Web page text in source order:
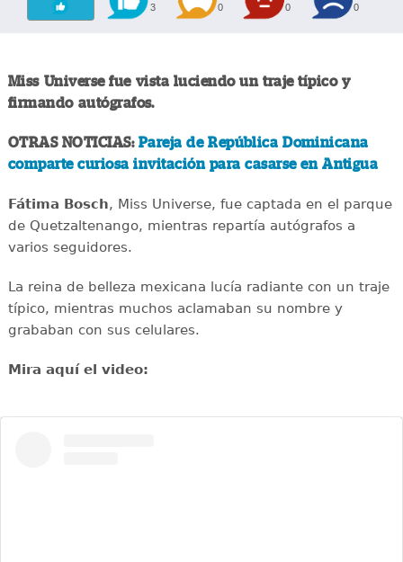
3 0 0 0
Miss Universe fue vista luciendo un traje típico y
firmando autógrafos.
OTRAS NOTICIAS: Pareja de República Dominicana
comparte curiosa invitación para casarse en Antigua
Fátima Bosch, Miss Universe, fue captada en el parque
de Quetzaltenango, mientras repartía autógrafos a
varios seguidores.
La reina de belleza mexicana lucía radiante con un traje
típico, mientras muchos aclamaban su nombre y
grababan con sus celulares.
Mira aquí el video: